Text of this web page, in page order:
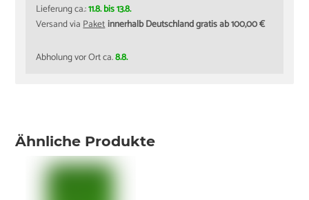
Lieferung ca.:11.8. bis 13.8.
Versand viaPaketinnerhalb Deutschland gratis ab 100,00 €
Abholung vor Ort ca.8.8.
Ähnliche Produkte